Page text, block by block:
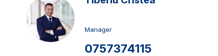
Manager
0757374115